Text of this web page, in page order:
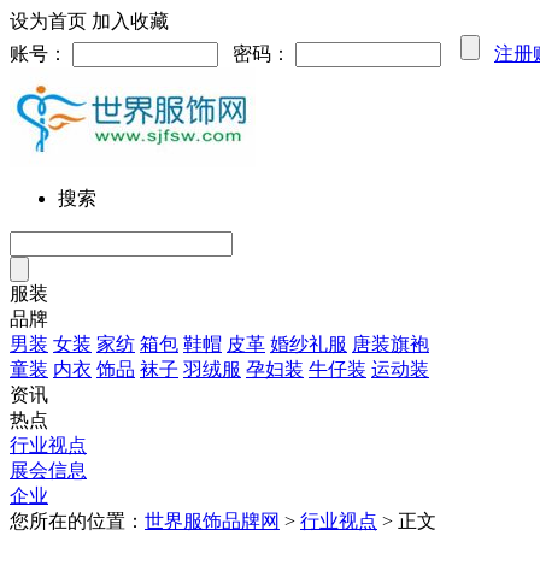
设为首页 加入收藏
账号：
密码： 注册
搜索
服装
品牌
男装 女装 家纺 箱包 鞋帽 皮革 婚纱礼服 唐装旗袍
童装 内衣 饰品 袜子 羽绒服 孕妇装 牛仔装 运动装
资讯
热点
行业视点
展会信息
企业
您所在的位置： 世界服饰品牌网 > 行业视点 > 正文